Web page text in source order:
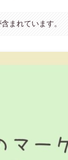
まれています。